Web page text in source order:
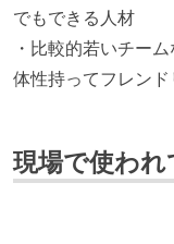
でもできる人材
・比較的若いチー
体性持ってフレン
現場で使われ